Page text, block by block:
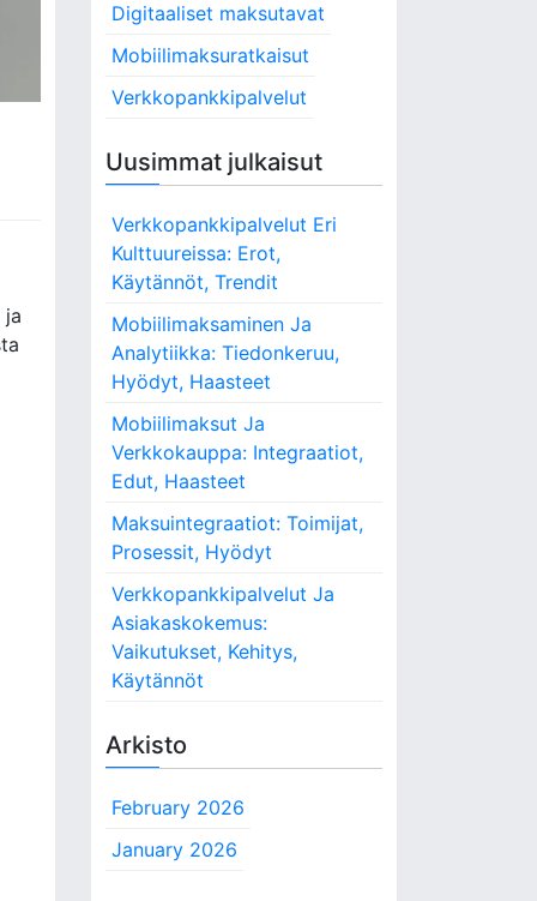
ja
hDigitaaliset maksutavat
Mobiilimaksuratkaisut
Verkkopankkipalvelut
Uusimmat julkaisut
Verkkopankkipalvelut Eri
Kulttuureissa: Erot,
Käytännöt, Trendit
Mobiilimaksaminen Ja
Analytiikka: Tiedonkeruu,
Hyödyt, Haasteet
Mobiilimaksut Ja
Verkkokauppa: Integraatiot,
Edut, Haasteet
Maksuintegraatiot: Toimijat,
Prosessit, Hyödyt
Verkkopankkipalvelut Ja
Asiakaskokemus:
Vaikutukset, Kehitys,
Käytännöt
Arkisto
February 2026
January 2026